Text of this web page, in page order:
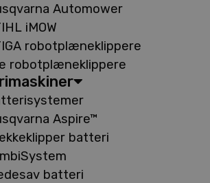
Automower
iMOW
robotplæneklippere
robotplæneklippere
Aspire™
batteri
batteri